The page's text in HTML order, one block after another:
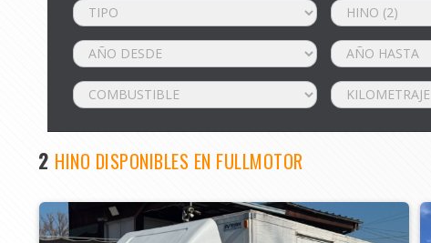
2 HINO DISPONIBLES EN FULLMOTOR